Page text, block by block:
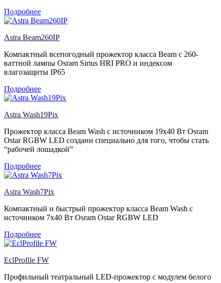
Подробнее
Astra Beam260IP
Компактный всепогодный прожектор класса Beam с 260-
ваттной лампы Osram Sirius HRI PRO и индексом
влагозащиты IP65
Подробнее
Astra Wash19Pix
Прожектор класса Beam Wash с источником 19х40 Вт Osram
Ostar RGBW LED созданн специально для того, чтобы стать
“рабочей лошадкой”
Подробнее
Astra Wash7Pix
Компактный и быстрый прожектор класса Beam Wash с
источником 7х40 Вт Osram Ostar RGBW LED
Подробнее
EclProfile FW
Профильный театральный LED-прожектор с модулем белого